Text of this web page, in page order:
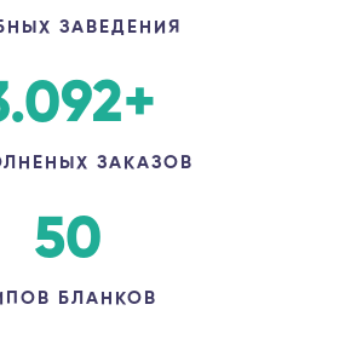
ЗАВЕДЕНИЯ
+
ЗАКАЗОВ
50
БЛАНКОВ